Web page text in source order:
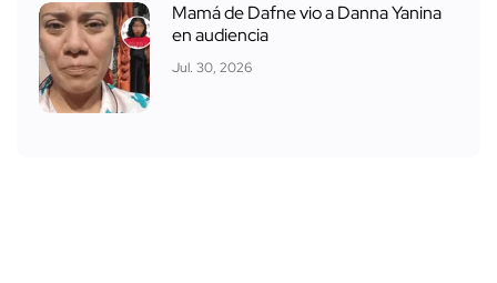
Mamá de Dafne vio a Danna Yanina
en audiencia
Jul. 30, 2026